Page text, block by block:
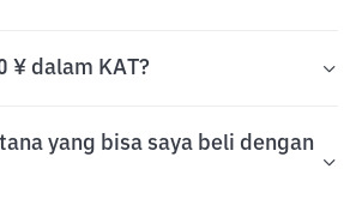
¥ dalam KAT?
yang bisa saya beli dengan